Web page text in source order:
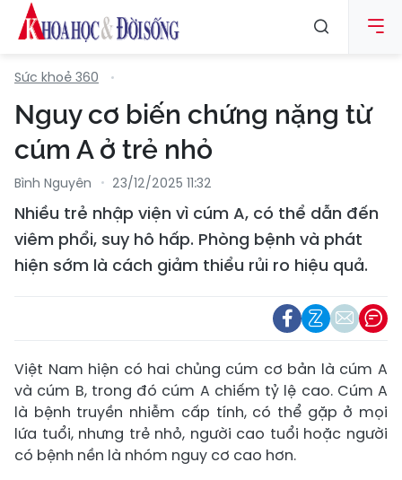
Sức khoẻ 360
Nguy cơ biến chứng nặng từ
cúm A ở trẻ nhỏ
Bình Nguyên 23/12/2025 11:32
Nhiều trẻ nhập viện vì cúm A, có thể dẫn đến
viêm phổi, suy hô hấp. Phòng bệnh và phát
hiện sớm là cách giảm thiểu rủi ro hiệu quả.
Việt Nam hiện có hai chủng cúm cơ bản là cúm A
và cúm B, trong đó cúm A chiếm tỷ lệ cao. Cúm A
là bệnh truyền nhiễm cấp tính, có thể gặp ở mọi
lứa tuổi, nhưng trẻ nhỏ, người cao tuổi hoặc người
có bệnh nền là nhóm nguy cơ cao hơn.